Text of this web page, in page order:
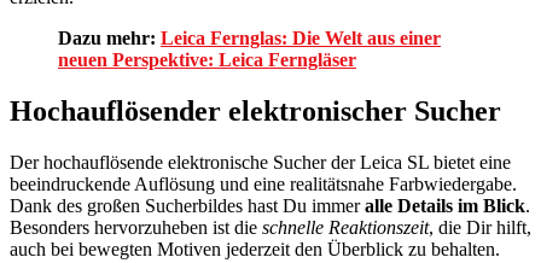
Dazu mehr: Leica Fernglas: Die Welt aus einer
neuen Perspektive: Leica Ferngläser
Hochauflösender elektronischer Sucher
Der hochauflösende elektronische Sucher der Leica SL bietet eine
beeindruckende Auflösung und eine realitätsnahe Farbwiedergabe.
Dank des großen Sucherbildes hast Du immeralle Details im Blick.
Besonders hervorzuheben ist die schnelle Reaktionszeit, die Dir hilft,
auch bei bewegten Motiven jederzeit den Überblick zu behalten.